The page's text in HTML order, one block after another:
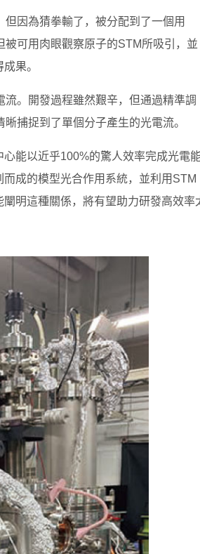
因為猜拳輸了，被分配到了一個用
可用肉眼觀察原子的STM所吸引，並
果。
。開發過程雖然艱辛，但通過精準調
捕捉到了單個分子產生的光電流。
能以近乎100%的驚人效率完成光電
成的模型光合作用系統，並利用STM
明這種關係，將有望助力研發高效率